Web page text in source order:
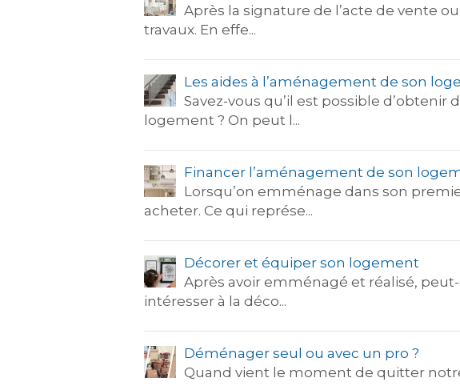
Après la signature de l’acte de vente
travaux. En effe...
Les aides à l’aménagement de son
Savez-vous qu’il est possible
logement ? On peut l...
Financer l’aménagement de son
Lorsqu’on emménage dans son
acheter. Ce qui représe...
Décorer et équiper son logement
Après avoir emménagé et réalisé,
intéresser à la déco...
Déménager seul ou avec un pro ?
Quand vient le moment de quitter